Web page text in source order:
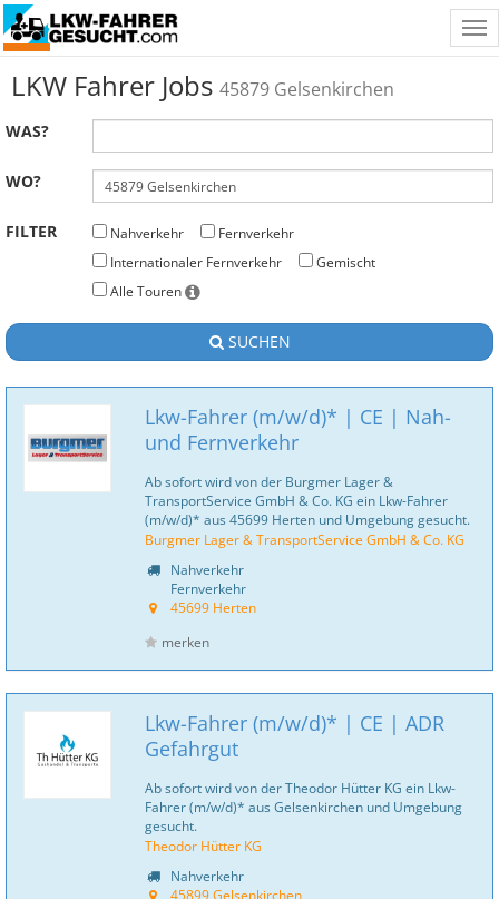
LKW Fahrer Jobs 45879 Gelsenkirchen
WAS?
WO?
FILTER Nahverkehr
Fernverkehr
Internationaler Fernverkehr
Gemischt
Alle Touren
SUCHEN
Lkw-Fahrer (m/w/d)* | CE | Nah-
und Fernverkehr
Ab sofort wird von der Burgmer Lager &
TransportService GmbH & Co. KG ein Lkw-Fahrer
(m/w/d)* aus 45699 Herten und Umgebung gesucht.
Burgmer Lager & TransportService GmbH & Co. KG
Nahverkehr
Fernverkehr
45699 Herten
merken
Lkw-Fahrer (m/w/d)* | CE | ADR
Gefahrgut
Ab sofort wird von der Theodor Hütter KG ein Lkw-
Fahrer (m/w/d)* aus Gelsenkirchen und Umgebung
gesucht.
Theodor Hütter KG
Nahverkehr
45899 Gelsenkirchen